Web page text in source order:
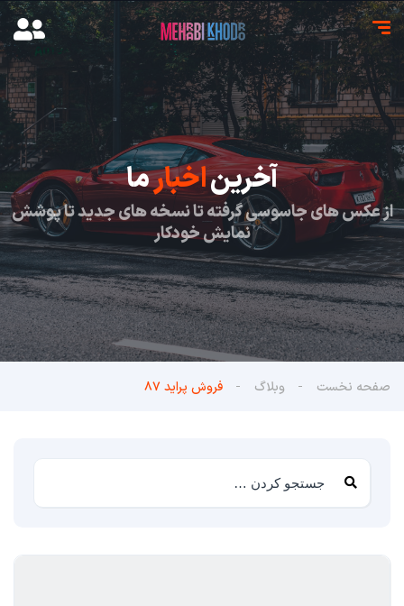
آخریناخبارما
از عکس های جاسوسی گرفته تا نسخه های جدید تا پوشش
نمایش خودکار
صفحه نخست وبلاگ فروش پراید ۸۷